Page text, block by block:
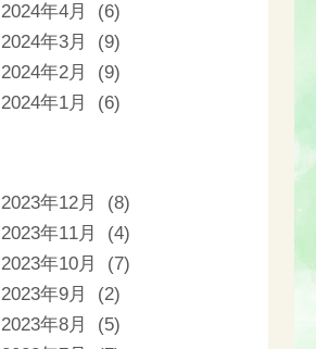
2024年4月 (6)
2024年3月 (9)
2024年2月 (9)
2024年1月 (6)
2023年12月 (8)
2023年11月 (4)
2023年10月 (7)
2023年9月 (2)
2023年8月 (5)